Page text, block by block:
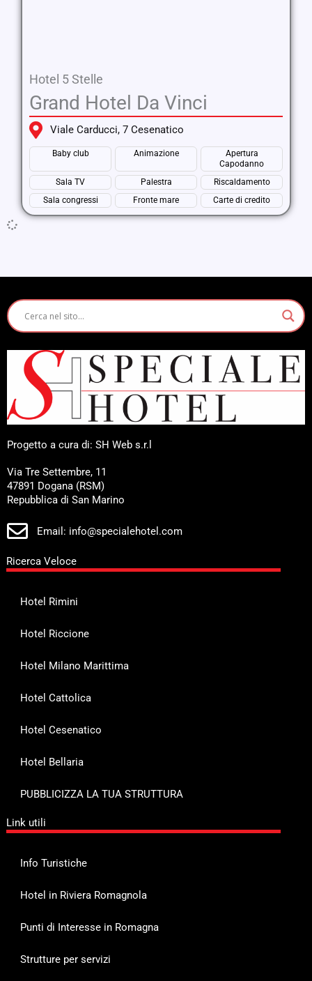
Hotel 5 Stelle
Grand Hotel Da Vinci
Viale Carducci, 7 Cesenatico
Baby club Animazione
Apertura
Capodanno
Sala TV
Palestra
Riscaldamento
Sala congressi
Fronte mare Carte di credito
Progetto a cura di: SH Web s.r.l
Via Tre Settembre, 11
47891 Dogana (RSM)
Repubblica di San Marino
Email: info@specialehotel.com
Ricerca Veloce
Hotel Rimini
Hotel Riccione
Hotel Milano Marittima
Hotel Cattolica
Hotel Cesenatico
Hotel Bellaria
PUBBLICIZZA LA TUA STRUTTURA
Link utili
Info Turistiche
Hotel in Riviera Romagnola
Punti di Interesse in Romagna
Strutture per servizi